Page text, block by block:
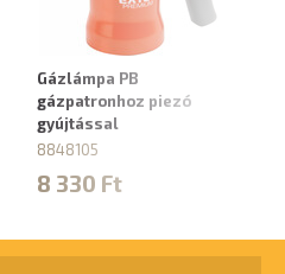
Gázlámpa PB
gázpatronhoz piezó
gyújtással
8848105
8 330 Ft